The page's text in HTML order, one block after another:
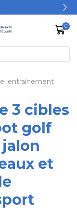
0
entraînement
3 cibles
golf
et